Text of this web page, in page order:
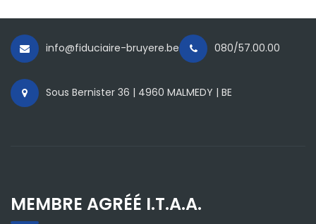
info@fiduciaire-bruyere.be 080/57.00.00
Sous Bernister 36 | 4960 MALMEDY | BE
MEMBRE AGRÉÉ I.T.A.A.